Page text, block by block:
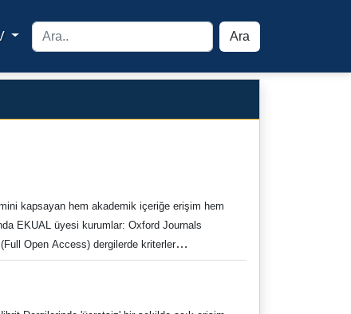
Ara
kapsayan hem akademik içeriğe erişim hem
EKUAL üyesi kurumlar: Oxford Journals
Open Access) dergilerde kriterler
Adet 2027 Yılı: 408 Adet 2028 Yılı: 416 Adet
mümkündür. TÜBİTAK AE Makale Yayımlama
Anlaşma Destek Sayfası EKUAL